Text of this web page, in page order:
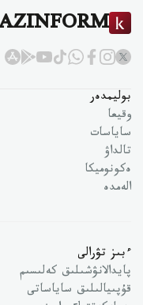
بوليمدەر
وقيعا
ساياسات
تالداۋ
ەكونوميكا
الەمدە
ءبىز تۋرالى
پايدالانۋشىلىق كەلىسىم
قۇپىيالىلىق ساياساتى